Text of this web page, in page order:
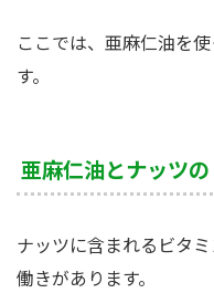
ここでは、亜麻仁油を
す。
亜麻仁油とナッツ
ナッツに含まれるビタ
働きがあります。